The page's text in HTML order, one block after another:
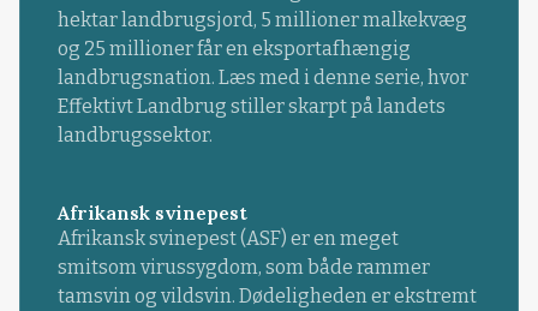
hektar landbrugsjord, 5 millioner malkekvæg
og 25 millioner får en eksportafhængig
landbrugsnation. Læs med i denne serie, hvor
Effektivt Landbrug stiller skarpt på landets
landbrugssektor.
Afrikansk svinepest
Afrikansk svinepest (ASF) er en meget
smitsom virussygdom, som både rammer
tamsvin og vildsvin. Dødeligheden er ekstremt